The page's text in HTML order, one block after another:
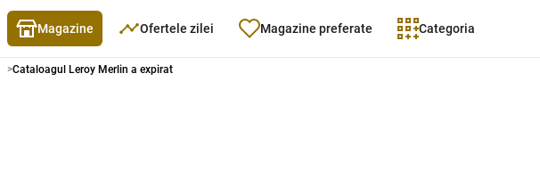
Magazine Ofertele zilei Magazine preferate Categoria
Merlin - Catalogul selectat Leroy
>Cataloagul Leroy Merlin a expirat